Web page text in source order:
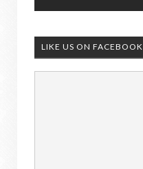
LIKE US ON FACEBOOK